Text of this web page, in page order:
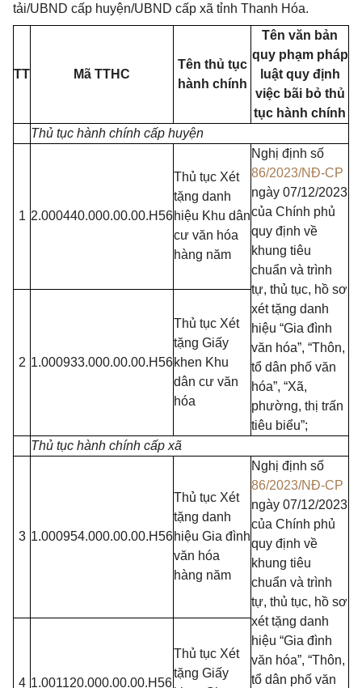
tải/UBND cấp huyện/UBND cấp xã tỉnh Thanh Hóa.
TT Mã TTHC
Tên thủ tục
hành chính
Tên văn bản
quy phạm pháp
luật quy định
việc bãi bỏ thủ
tục hành chính
Thủ tục hành chính cấp huyện
1 2.000440.000.00.00.H56
Thủ tục Xét
tặng danh
hiệu Khu dân
cư văn hóa
hàng năm
Nghị định số
86/2023/NĐ-CP
ngày 07/12/2023
của Chính phủ
quy định về
khung tiêu
chuẩn và trình
tự, thủ tục, hồ sơ
xét tặng danh
hiệu “Gia đình
văn hóa”, “Thôn,
tổ dân phố văn
hóa”, “Xã,
phường, thị trấn
tiêu biểu”;
2 1.000933.000.00.00.H56
Thủ tục Xét
tặng Giấy
khen Khu
dân cư văn
hóa
Thủ tục hành chính cấp xã
3 1.000954.000.00.00.H56
Thủ tục Xét
tặng danh
hiệu Gia đình
văn hóa
hàng năm
Nghị định số
86/2023/NĐ-CP
ngày 07/12/2023
của Chính phủ
quy định về
khung tiêu
chuẩn và trình
tự, thủ tục, hồ sơ
xét tặng danh
hiệu “Gia đình
văn hóa”, “Thôn,
tổ dân phố văn
4 1.001120.000.00.00.H56
Thủ tục Xét
tặng Giấy